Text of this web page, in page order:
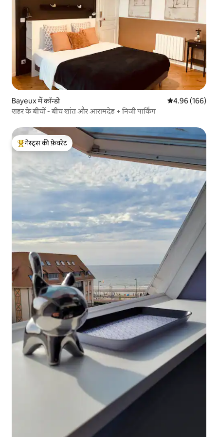
Bayeux में कॉन्डो औसत रेटिंग 5 में से
4.96 (166)
शहर के बीचों - बीच शांत और आरामदेह + निजी पार्किंग
गेस्ट्स का टॉप फ़ेवरेट
गेस्ट्स की फ़ेवरेट